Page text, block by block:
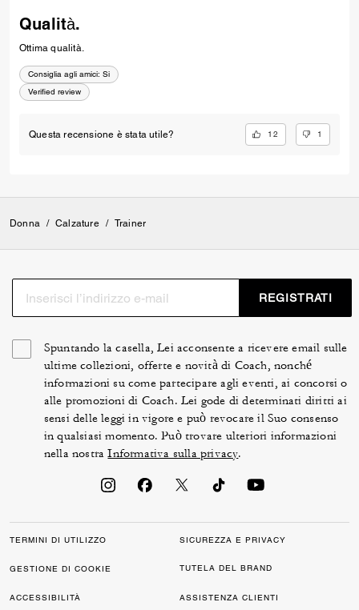
Qualità.
Ottima qualità.
Consiglia agli amici: Si
Verified review
Questa recensione è stata utile? 12 1
Donna / Calzature / Trainer
REGISTRATI
Spuntando la casella, Lei acconsente a ricevere email sulle
ultime collezioni, offerte e novità di Coach, nonché
informazioni su come partecipare agli eventi, ai concorsi o
alle promozioni di Coach. Lei gode di determinati diritti ai
sensi delle leggi in vigore e può revocare il Suo consenso
in qualsiasi momento. Può trovare ulteriori informazioni
nella nostraInformativa sulla privacy.
TERMINI DI UTILIZZO SICUREZZA E PRIVACY
GESTIONE DI COOKIE TUTELA DEL BRAND
ACCESSIBILITÀ ASSISTENZA CLIENTI